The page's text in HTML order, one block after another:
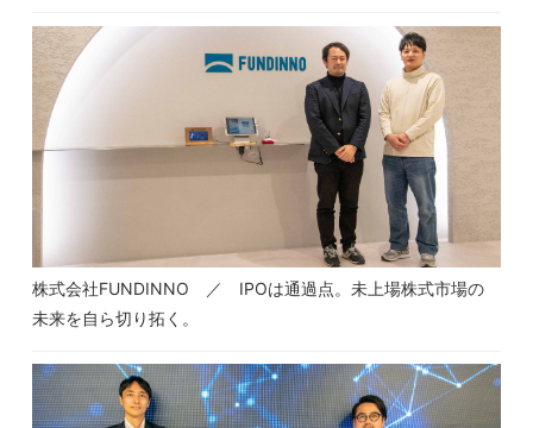
株式会社FUNDINNO ／ IPOは通過点。未上場株式市場の
未来を自ら切り拓く。